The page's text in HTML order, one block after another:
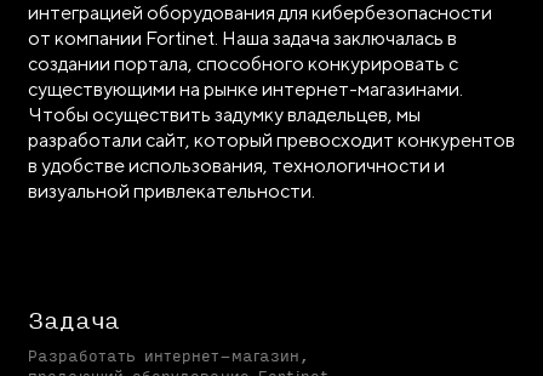
Задача
Разработать интернет-магазин,
интеграцией оборудования для кибербезопасности
от компании Fortinet. Наша задача заключалась в
создании портала, способного конкурировать с
существующими на рынке интернет-магазинами.
Чтобы осуществить задумку владельцев, мы
разработали сайт, который превосходит конкурентов
в удобстве использования, технологичности и
визуальной привлекательности.